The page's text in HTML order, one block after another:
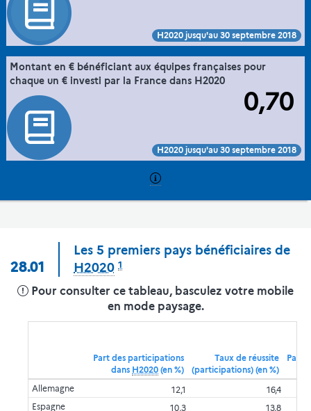
H2020 jusqu'au 30 septembre 2018
Voir :
Intégrer :
Partager :
Montant en € bénéficiant aux équipes françaises pour
chaque un € investi par la France dans H2020
0,70
H2020 jusqu'au 30 septembre 2018
Voir :
Intégrer :
Partager :
Extrait de la fiche "
28. la France dans l'espace européen de la
recherche via sa participation à Horizon 2020
".
Source :
Commission européenne, E-Corda -H2020 projects and
participants database (30/10/2015), traitement MESR-DGESIP/DGRI-
28.01
Les 5 premiers pays bénéficiaires de
H2020 1
Pour consulter ce tableau, basculez votre mobile
en mode paysage.
Part des participations
dans H2020 (en %)
Taux de réussite
(participations) (en %)
Part
Allemagne
12,1
16,4
Espagne
10,3
13,8